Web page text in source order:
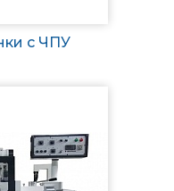
с ЧПУ